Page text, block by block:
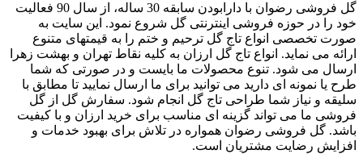
گل فروشی رضوان با دارابودن سابقه 30 ساله، از سال 90 فعالیت
خود را در حوزه فروشی اینترنتی گل شروع نمود. این سایت به
صورت تخصصی انواع تاج گل ترحیم و ختم را به قیمتهای متنوع
ارائه می نماید. انواع تاج گل ارزان به کلیه نقاط تهران و بهشت زهرا
ارسال می شود. تنوع محصولات ما بایست و در صورتی که شما
طرح یا نمونه ای دارید می توانید برای ما ارسال نمایید تا مطابق با
سلیقه و نیاز شما طراحی تاج گل انجام شود. سفارش گل از گل
فروشی ما می تواند گزینه ای مناسب برای خرید ارزان و با کیفیت
باشد. گل فروشی رضوان همواره در تلاش برای بهبود خدمات و
افزایش رضایت مشتریان است.